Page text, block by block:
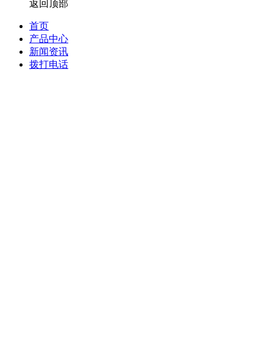
返回顶部
首页
产品中心
新闻资讯
拨打电话